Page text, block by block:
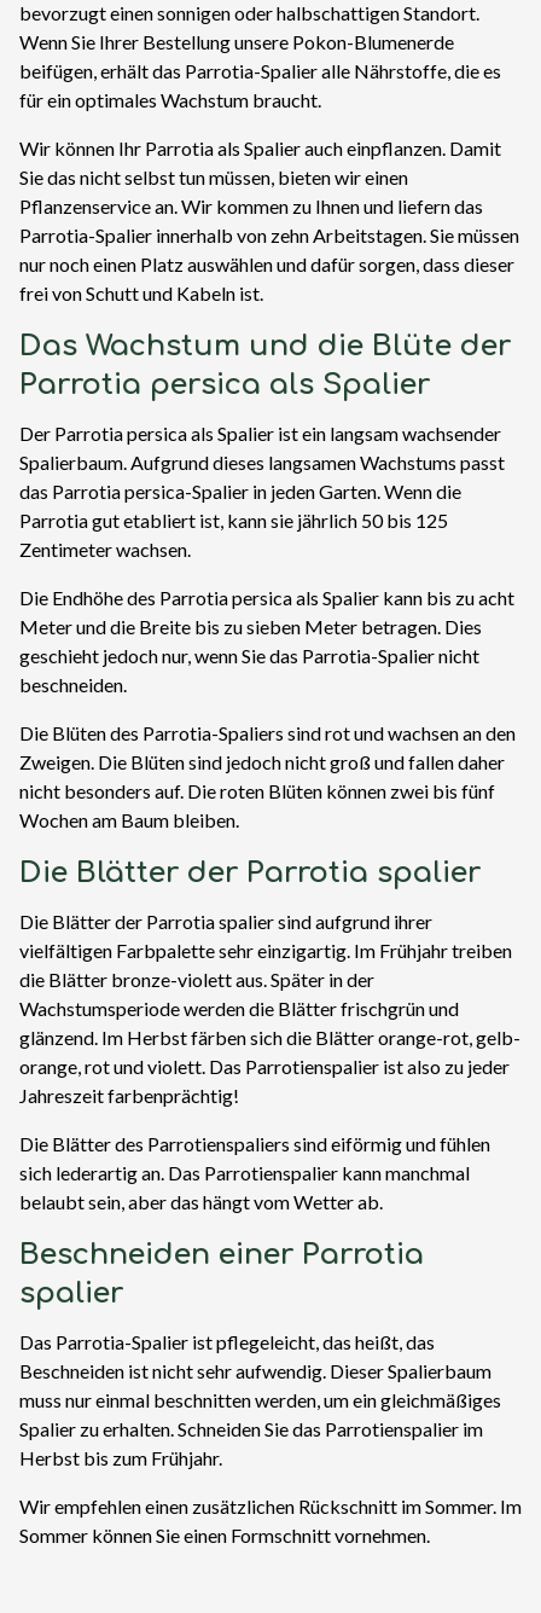
bevorzugt einen sonnigen oder halbschattigen Standort.
Wenn Sie Ihrer Bestellung unsere Pokon-Blumenerde
beifügen, erhält das Parrotia-Spalier alle Nährstoffe, die es
für ein optimales Wachstum braucht.
Wir können Ihr Parrotia als Spalier auch einpflanzen. Damit
Sie das nicht selbst tun müssen, bieten wir einen
Pflanzenservice an. Wir kommen zu Ihnen und liefern das
Parrotia-Spalier innerhalb von zehn Arbeitstagen. Sie müssen
nur noch einen Platz auswählen und dafür sorgen, dass dieser
frei von Schutt und Kabeln ist.
Das Wachstum und die Blüte der
Parrotia persica als Spalier
Der Parrotia persica als Spalier ist ein langsam wachsender
Spalierbaum. Aufgrund dieses langsamen Wachstums passt
das Parrotia persica-Spalier in jeden Garten. Wenn die
Parrotia gut etabliert ist, kann sie jährlich 50 bis 125
Zentimeter wachsen.
Die Endhöhe des Parrotia persica als Spalier kann bis zu acht
Meter und die Breite bis zu sieben Meter betragen. Dies
geschieht jedoch nur, wenn Sie das Parrotia-Spalier nicht
beschneiden.
Die Blüten des Parrotia-Spaliers sind rot und wachsen an den
Zweigen. Die Blüten sind jedoch nicht groß und fallen daher
nicht besonders auf. Die roten Blüten können zwei bis fünf
Wochen am Baum bleiben.
Die Blätter der Parrotia spalier
Die Blätter der Parrotia spalier sind aufgrund ihrer
vielfältigen Farbpalette sehr einzigartig. Im Frühjahr treiben
die Blätter bronze-violett aus. Später in der
Wachstumsperiode werden die Blätter frischgrün und
glänzend. Im Herbst färben sich die Blätter orange-rot, gelb-
orange, rot und violett. Das Parrotienspalier ist also zu jeder
Jahreszeit farbenprächtig!
Die Blätter des Parrotienspaliers sind eiförmig und fühlen
sich lederartig an. Das Parrotienspalier kann manchmal
belaubt sein, aber das hängt vom Wetter ab.
Beschneiden einer Parrotia
spalier
Das Parrotia-Spalier ist pflegeleicht, das heißt, das
Beschneiden ist nicht sehr aufwendig. Dieser Spalierbaum
muss nur einmal beschnitten werden, um ein gleichmäßiges
Spalier zu erhalten. Schneiden Sie das Parrotienspalier im
Herbst bis zum Frühjahr.
Wir empfehlen einen zusätzlichen Rückschnitt im Sommer. Im
Sommer können Sie einen Formschnitt vornehmen.